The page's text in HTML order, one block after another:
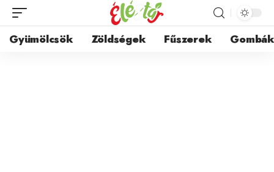
Gyümölcsök Zöldségek Fűszerek Gombák